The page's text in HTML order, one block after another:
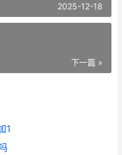
2025-12-18
下一篇 »
1